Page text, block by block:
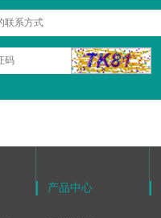
产品中心